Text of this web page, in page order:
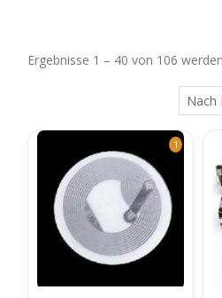
Ergebnisse 1 – 40 von 106
1